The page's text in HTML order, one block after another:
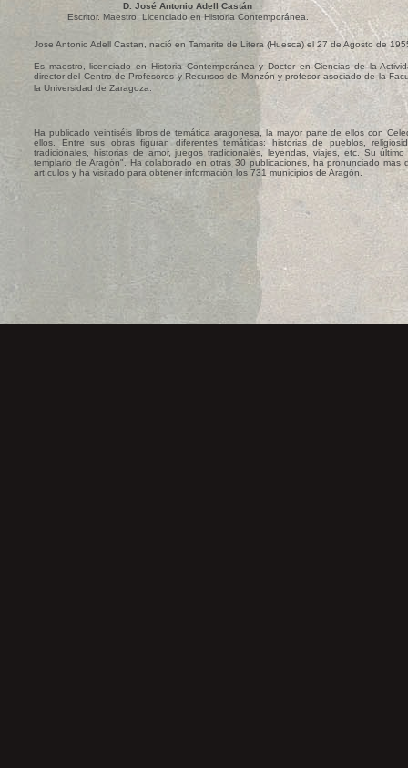
D. José Antonio Adell Castán
Escritor. Maestro. Licenciado en Historia Contemporánea.
Jose Antonio Adell Castan, nació en Tamarite de Litera (Huesca) el 27 de Agosto de
Es maestro, licenciado en Historia Contemporánea y Doctor en Ciencias de la
director del Centro de Profesores y Recursos de Monzón y profesor asociado de la
la Universidad de Zaragoza.
Ha publicado veintiséis libros de temática aragonesa, la mayor parte de ellos con
ellos. Entre sus obras figuran diferentes temáticas: historias de pueblos,
tradicionales, historias de amor, juegos tradicionales, leyendas, viajes, etc. Su
templario de Aragón". Ha colaborado en otras 30 publicaciones, ha pronunciado
artículos y ha visitado para obtener información los 731 municipios de Aragón.